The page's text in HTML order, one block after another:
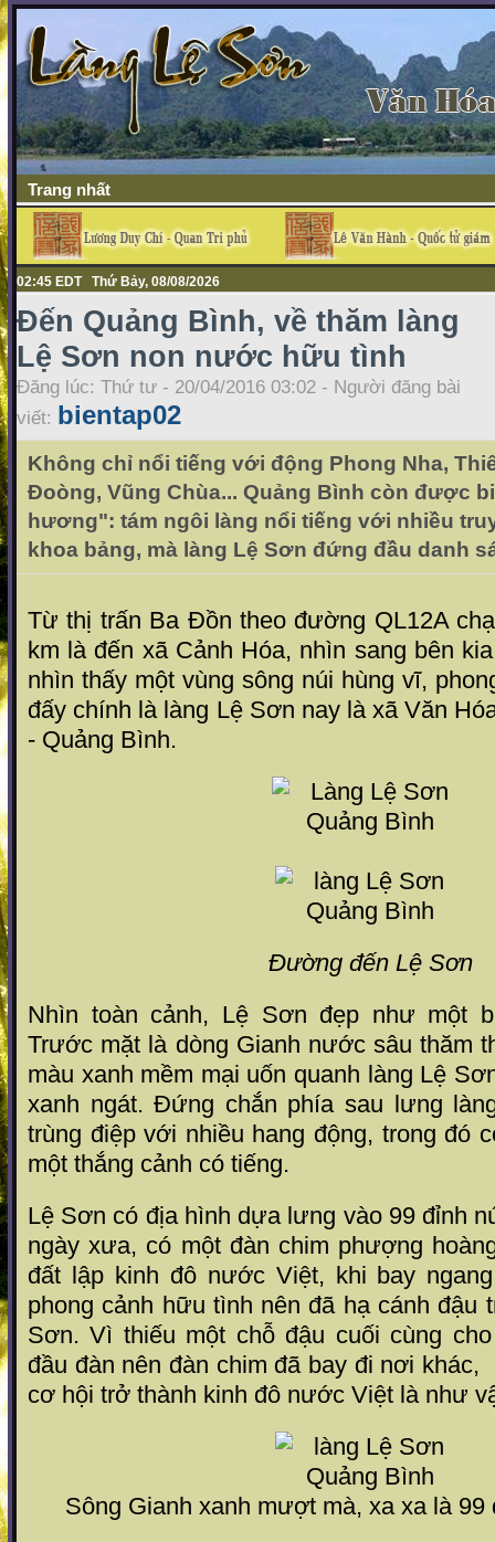
Trang nhất
02:45 EDT Thứ Bảy, 08/08/2026
Đến Quảng Bình, về thăm làng
Lệ Sơn non nước hữu tình
Đăng lúc: Thứ tư - 20/04/2016 03:02 - Người đăng bài
viết: bientap02
Không chỉ nổi tiếng với động Phong Nha,
Đoòng, Vũng Chùa... Quảng Bình còn được
hương": tám ngôi làng nổi tiếng với nhiều
khoa bảng, mà làng Lệ Sơn đứng đầu danh
Từ thị trấn Ba Đồn theo đường QL12A
km là đến xã Cảnh Hóa, nhìn sang bên
nhìn thấy một vùng sông núi hùng vĩ,
đấy chính là làng Lệ Sơn nay là xã Văn
- Quảng Bình.
Đường đến Lệ Sơn
Nhìn toàn cảnh, Lệ Sơn đẹp như một
Trước mặt là dòng Gianh nước sâu thăm
màu xanh mềm mại uốn quanh làng Lệ
xanh ngát. Đứng chắn phía sau lưng
trùng điệp với nhiều hang động, trong đó
một thắng cảnh có tiếng.
Lệ Sơn có địa hình dựa lưng vào 99 đỉnh
ngày xưa, có một đàn chim phượng
đất lập kinh đô nước Việt, khi bay
phong cảnh hữu tình nên đã hạ cánh đậu
Sơn. Vì thiếu một chỗ đậu cuối cùng
đầu đàn nên đàn chim đã bay đi nơi
cơ hội trở thành kinh đô nước Việt là như
Sông Gianh xanh mượt mà, xa xa là